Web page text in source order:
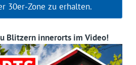
30er-Zone zu erhalten.
Blitzern innerorts im Video!